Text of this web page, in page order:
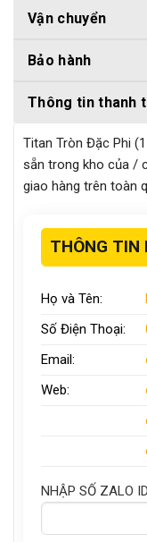
Vận chuyển
Bảo hành
Thông tin thanh
Titan Tròn Đặc Phi
sẵn trong kho của /
giao hàng trên toàn
THÔNG TIN
Họ và Tên:
Số Điện Thoại:
Email:
Web:
NHẬP SỐ ZALO ID